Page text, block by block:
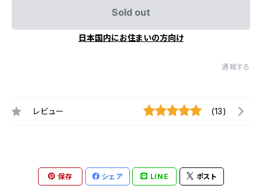
Sold out
日本国内にお住まいの方向け
通報する
レビュー (13)
保存 シェア LINE ポスト